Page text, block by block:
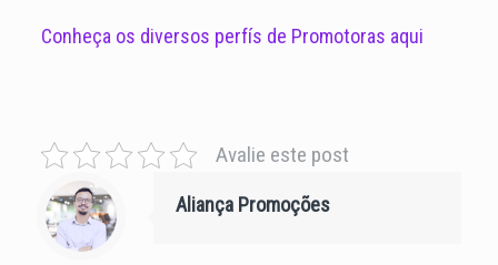
Conheça os diversos perfís de Promotoras aqui
Avalie este post
Aliança Promoções